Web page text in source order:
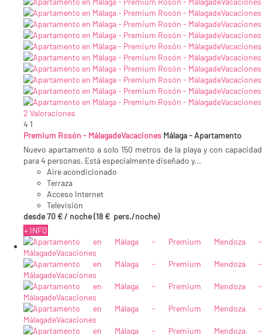
2 Valoraciones
4 1
Premium Rosón - MálagadeVacaciones Málaga -Apartamento
Nuevo apartamento a solo 150 metros de la playa y con capacidad
para 4 personas. Está especialmente diseñado y...
Aire acondicionado
Terraza
Acceso Internet
Televisión
desde70 €/ noche(18 € pers./noche)
+ INFO